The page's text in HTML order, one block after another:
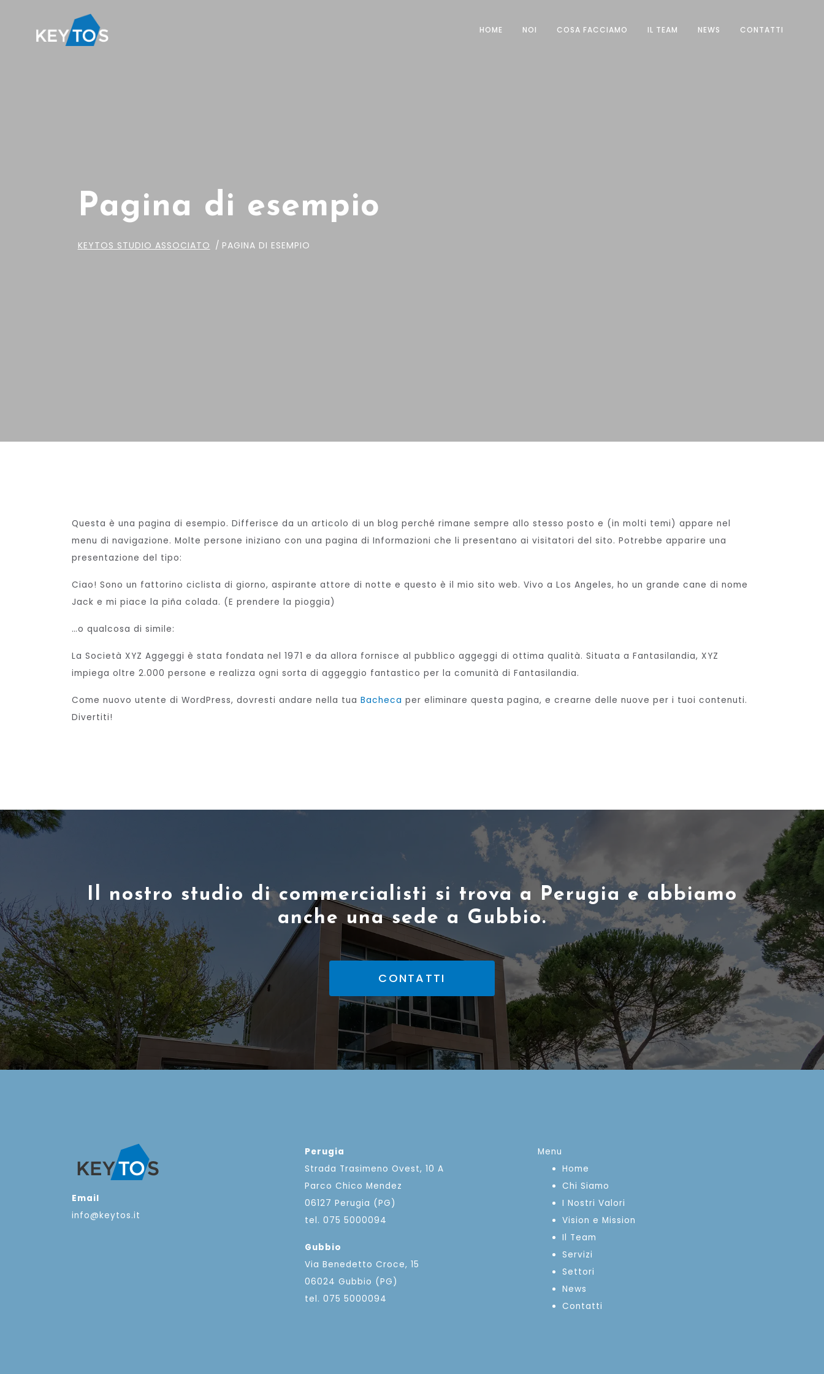
HOME NOI COSA FACCIAMO IL TEAM NEWS CONTATTI
Pagina di esempio
KEYTOS STUDIO ASSOCIATO PAGINA DI ESEMPIO
Questa è una pagina di esempio. Differisce da un articolo di un blog perché rimane sempre allo stesso posto e (in molti temi) appare nel
menu di navigazione. Molte persone iniziano con una pagina di Informazioni che li presentano ai visitatori del sito. Potrebbe apparire una
presentazione del tipo:
Ciao! Sono un fattorino ciclista di giorno, aspirante attore di notte e questo è il mio sito web. Vivo a Los Angeles, ho un grande cane di nome
Jack e mi piace la piña colada. (E prendere la pioggia)
…o qualcosa di simile:
La Società XYZ Aggeggi è stata fondata nel 1971 e da allora fornisce al pubblico aggeggi di ottima qualità. Situata a Fantasilandia, XYZ
impiega oltre 2.000 persone e realizza ogni sorta di aggeggio fantastico per la comunità di Fantasilandia.
Come nuovo utente di WordPress, dovresti andare nella tua Bacheca per eliminare questa pagina, e crearne delle nuove per i tuoi contenuti.
Divertiti!
Il nostro studio di commercialisti si trova a Perugia e abbiamo
anche una sede a Gubbio.
CONTATTI
Email
info@keytos.it
Perugia
Strada Trasimeno Ovest, 10 A
Parco Chico Mendez
06127 Perugia (PG)
tel. 075 5000094
Gubbio
Via Benedetto Croce, 15
06024 Gubbio (PG)
tel. 075 5000094
Menu
Home
Chi Siamo
I Nostri Valori
Vision e Mission
Il Team
Servizi
Settori
News
Contatti